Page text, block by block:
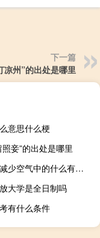
下一篇
凉州”的出处是哪里
意思什么梗
照妾”的出处是哪里
下雪能减少空气中的什么有害物质
大学是全日制吗
有什么条件